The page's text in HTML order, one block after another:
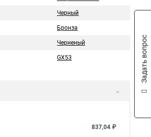
Черный
Бронза
Черненый
GX53
837,04 ₽
Задать вопрос